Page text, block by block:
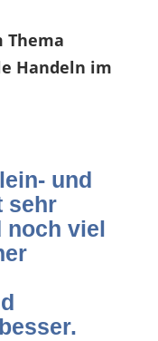
Thema
Handeln im
und
sehr
noch viel